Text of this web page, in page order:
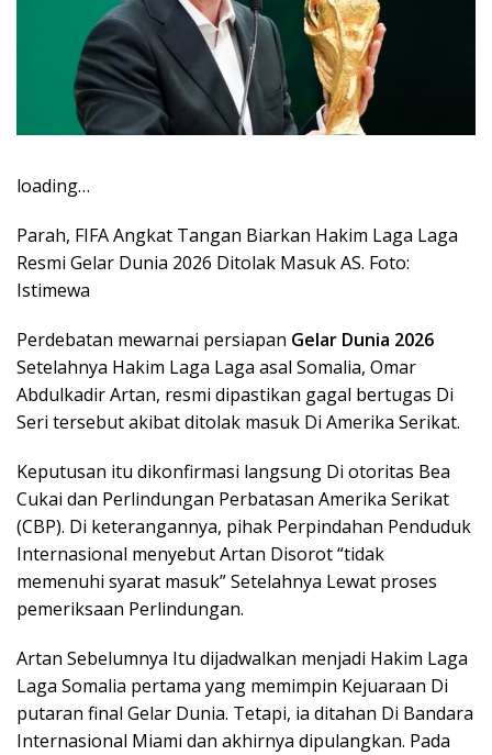
loading…
Parah, FIFA Angkat Tangan Biarkan Hakim Laga Laga
Resmi Gelar Dunia 2026 Ditolak Masuk AS. Foto:
Istimewa
Perdebatan mewarnai persiapan Gelar Dunia 2026
Setelahnya Hakim Laga Laga asal Somalia, Omar
Abdulkadir Artan, resmi dipastikan gagal bertugas Di
Seri tersebut akibat ditolak masuk Di Amerika Serikat.
Keputusan itu dikonfirmasi langsung Di otoritas Bea
Cukai dan Perlindungan Perbatasan Amerika Serikat
(CBP). Di keterangannya, pihak Perpindahan Penduduk
Internasional menyebut Artan Disorot “tidak
memenuhi syarat masuk” Setelahnya Lewat proses
pemeriksaan Perlindungan.
Artan Sebelumnya Itu dijadwalkan menjadi Hakim Laga
Laga Somalia pertama yang memimpin Kejuaraan Di
putaran final Gelar Dunia. Tetapi, ia ditahan Di Bandara
Internasional Miami dan akhirnya dipulangkan. Pada